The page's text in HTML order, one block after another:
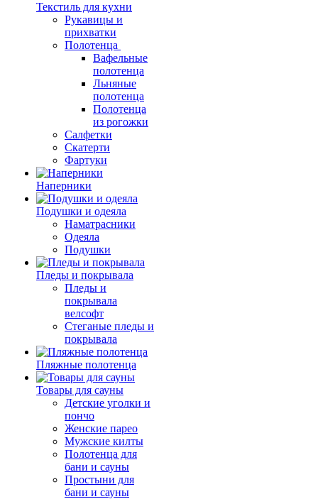
Текстиль для кухни
Рукавицы и
прихватки
Полотенца
Вафельные
полотенца
Льняные
полотенца
Полотенца
из рогожки
Салфетки
Скатерти
Фартуки
Наперники
Подушки и одеяла
Наматрасники
Одеяла
Подушки
Пледы и покрывала
Пледы и
покрывала
велсофт
Стеганые пледы и
покрывала
Пляжные полотенца
Товары для сауны
Детские уголки и
пончо
Женские парео
Мужские килты
Полотенца для
бани и сауны
Простыни для
бани и сауны